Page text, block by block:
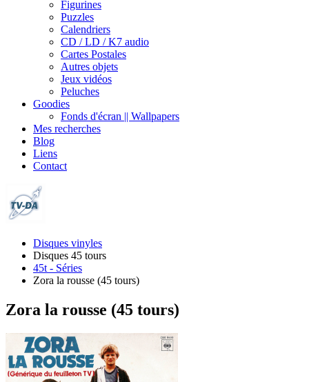
Figurines
Puzzles
Calendriers
CD / LD / K7 audio
Cartes Postales
Autres objets
Jeux vidéos
Peluches
Goodies
Fonds d'écran || Wallpapers
Mes recherches
Blog
Liens
Contact
Disques vinyles
Disques 45 tours
45t - Séries
Zora la rousse (45 tours)
Zora la rousse (45 tours)